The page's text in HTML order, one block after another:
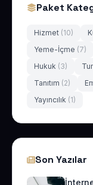
Paket
Hizmet (10)
Yeme-İçme (7)
Hukuk (3)
Tanıtım (2)
Yayıncılık (1)
Son Yazılar